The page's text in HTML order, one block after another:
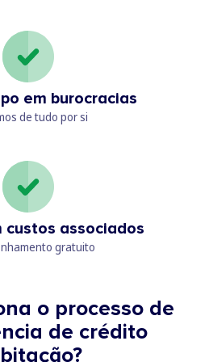
em burocracias
de tudo por si
custos associados
gratuito
o processo de
de crédito